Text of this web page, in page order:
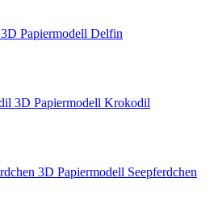
3D Papiermodell Delfin
3D Papiermodell Krokodil
3D Papiermodell Seepferdchen